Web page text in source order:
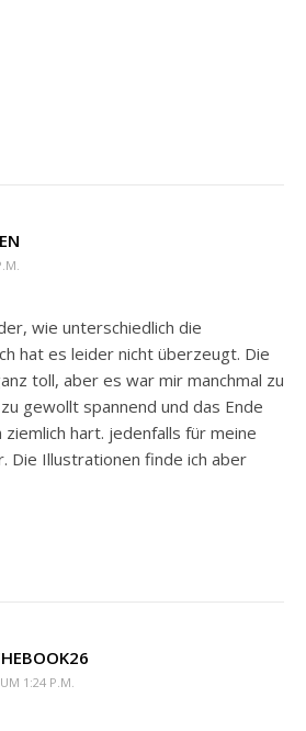
wie unterschiedlich die
hat es leider nicht überzeugt. Die
toll, aber es war mir manchmal zu
gewollt spannend und das Ende
hart. jedenfalls für meine
Die Illustrationen finde ich aber
1:24 P.M.